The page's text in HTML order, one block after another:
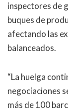
inspectores de
buques de
afectando las
balanceados.
“La huelga
negociaciones
más de 100